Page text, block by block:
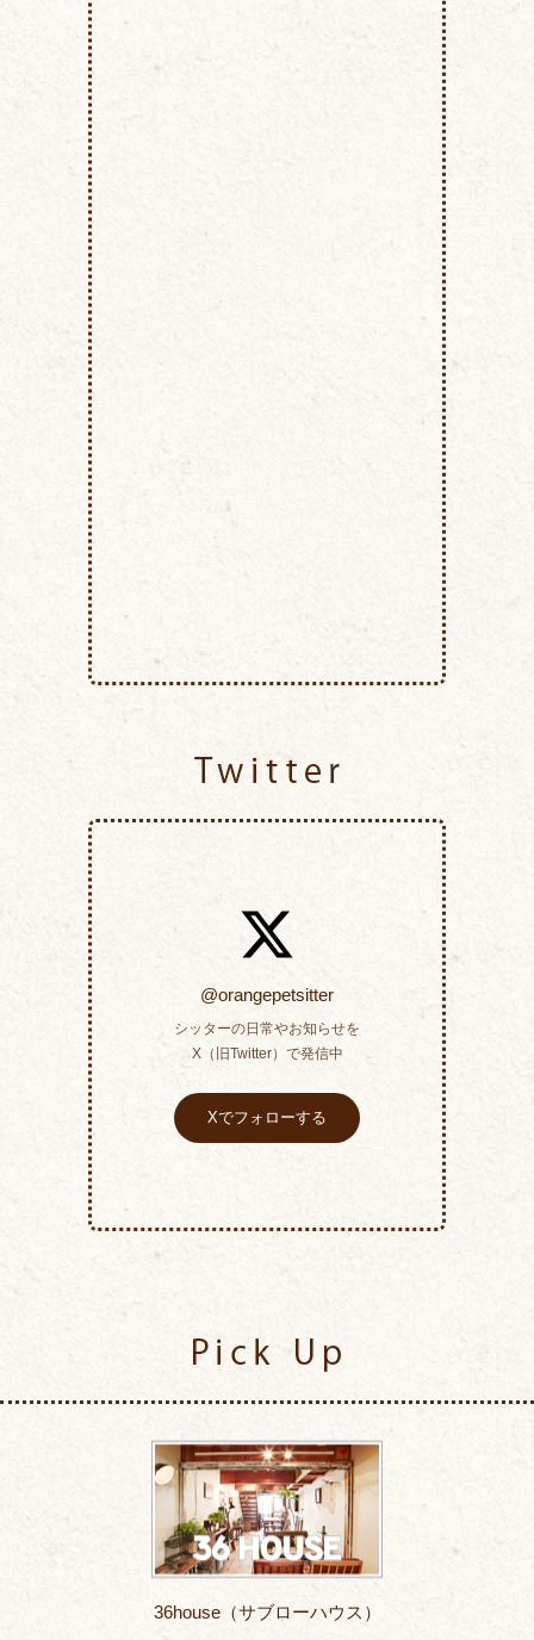
@orangepetsitter
シッターの日常やお知らせを
X（旧Twitter）で発信中
Xでフォローする
36house（サブローハウス）